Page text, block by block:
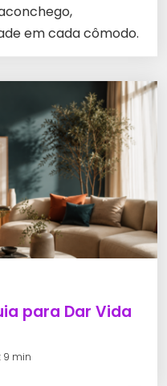
em cada cômodo.
para Dar Vida
9 min